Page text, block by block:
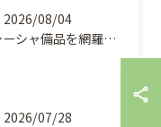
2026/08/04
シーシャ備品を網羅的に整理し初心者も安心して揃える方法と相場・健康リスク徹底解説
2026/07/28